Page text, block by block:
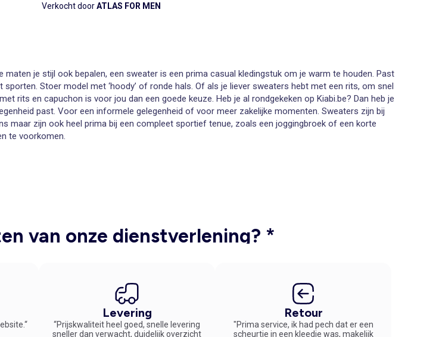
Verkocht doorATLAS FOR MEN
je stijl ook bepalen, een sweater is een prima casual kledingstuk om je warm te houden. Past
Stoer model met ‘hoody’ of ronde hals. Of als je liever sweaters hebt met een rits, om snel
rits en capuchon is voor jou dan een goede keuze. Heb je al rondgekeken op Kiabi.be? Dan heb je
past. Voor een informele gelegenheid of voor meer zakelijke momenten. Sweaters zijn bij
maar zijn ook heel prima bij een compleet sportief tenue, zoals een joggingbroek of een korte
te voorkomen.
herenmode is met Kiabi géén grote opgave. Je kunt op je gemak rondkijken op onze website
passende grote maten en met mooie opdrukken! Bestel hier online sweaters en profiteer van
van onze dienstverlening? *
Levering
“Prijskwaliteit heel goed, snelle levering
sneller dan verwacht, duidelijk overzicht
Retour
"Prima service, ik had pech dat er een
scheurtje in een kleedje was, makelijk